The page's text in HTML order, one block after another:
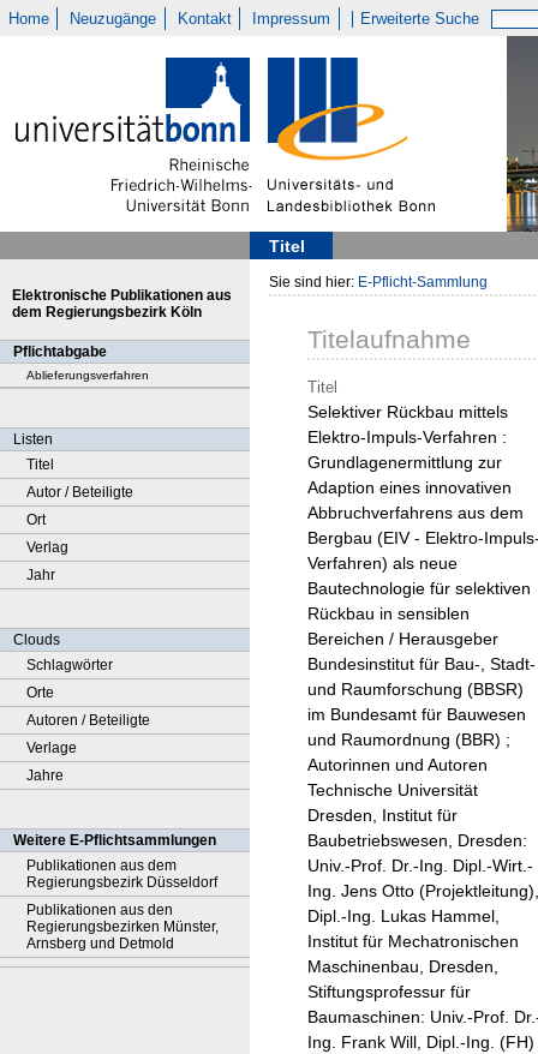
Home Neuzugänge Kontakt Impressum Erweiterte Suche
Titel
Elektronische Publikationen aus
dem Regierungsbezirk Köln
Pflichtabgabe
Ablieferungsverfahren
Listen
Titel
Autor / Beteiligte
Ort
Verlag
Jahr
Clouds
Schlagwörter
Orte
Autoren / Beteiligte
Verlage
Jahre
Weitere E-Pflichtsammlungen
Publikationen aus dem
Regierungsbezirk Düsseldorf
Publikationen aus den
Regierungsbezirken Münster,
Arnsberg und Detmold
Sie sind hier: E-Pflicht-Sammlung
Titelaufnahme
Titel
Selektiver Rückbau mittels
Elektro-Impuls-Verfahren :
Grundlagenermittlung zur
Adaption eines innovativen
Abbruchverfahrens aus dem
Bergbau (EIV - Elektro-
Verfahren) als neue
Bautechnologie für selektiven
Rückbau in sensiblen
Bereichen / Herausgeber
Bundesinstitut für Bau-, Stadt-
und Raumforschung (BBSR)
im Bundesamt für Bauwesen
und Raumordnung (BBR) ;
Autorinnen und Autoren
Technische Universität
Dresden, Institut für
Baubetriebswesen, Dresden:
Univ.-Prof. Dr.-Ing. Dipl.-Wirt.-
Ing. Jens Otto (Projektleitung),
Dipl.-Ing. Lukas Hammel,
Institut für Mechatronischen
Maschinenbau, Dresden,
Stiftungsprofessur für
Baumaschinen: Univ.-Prof.
Ing. Frank Will, Dipl.-Ing. (FH)